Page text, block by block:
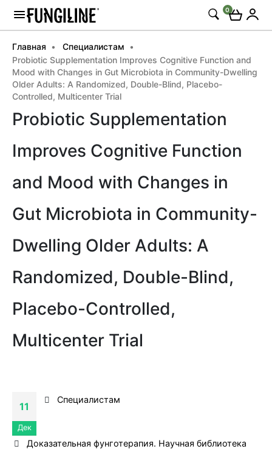
0
Главная
Специалистам
Probiotic Supplementation Improves Cognitive Function and
Mood with Changes in Gut Microbiota in Community-Dwelling
Older Adults: A Randomized, Double-Blind, Placebo-
Controlled, Multicenter Trial
Probiotic Supplementation
Improves Cognitive Function
and Mood with Changes in
Gut Microbiota in Community-
Dwelling Older Adults: A
Randomized, Double-Blind,
Placebo-Controlled,
Multicenter Trial
11
Дек
Специалистам
Доказательная фунготерапия. Научная библиотека